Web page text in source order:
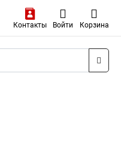
Контакты Войти Корзина